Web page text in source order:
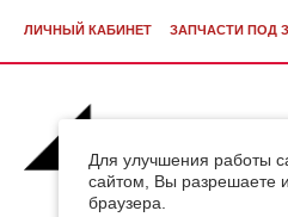
Для улучшения работы
сайтом, Вы разрешаете
браузера.
ЛИЧНЫЙ КАБИНЕТ ЗАПЧАСТИ ПОД